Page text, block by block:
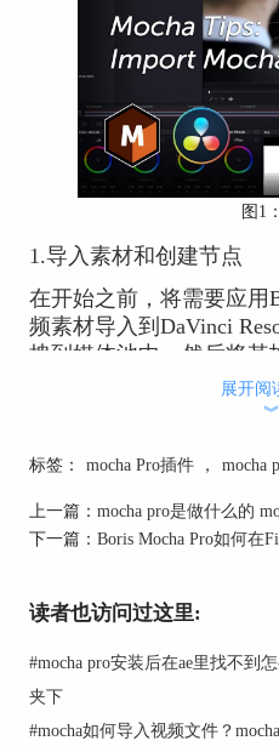
图1：
1.导入素材和创建节点
在开始之前，将需要应用
频素材导入到DaVinci
拽到媒体池中，然后将其
在右侧节点面板中创建一
2.打开Boris Mocha Pro
Resolve界面的顶部工具栏
在弹出的效果面板中，点
打开Boris Mocha Pro界面。
3.进行运动跟踪
在Boris Mocha Pro界面中
且可以使用跟踪器（
展开阅
︾
标签： mocha Pro插件 ， mocha
上一篇： mocha pro是做什么的
下一篇： Boris Mocha Pro如何在
读者也访问过这里:
#mocha pro安装后在ae里找不到
夹下
#mocha如何导入视频文件？